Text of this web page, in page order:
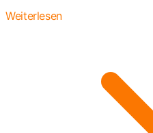
Weiterlesen